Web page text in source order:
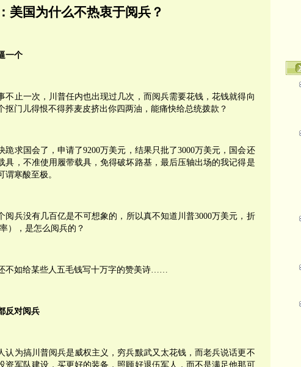
美国为什么不热衷于阅兵？
一个
不止一次，川普任内也出现过几次，而阅兵需要花钱，花钱就得向
抠门儿得恨不得荞麦皮挤出你四两油，能痛快给总统拨款？
跪求国会了，申请了9200万美元，结果只批了3000万美元，国会还
具，不准使用履带载具，免得破坏路基，最后压轴出场的我记得是
寒酸至极。
阅兵没有几百亿是不可想象的，所以真不知道川普3000万美元，折
），是怎么阅兵的？
不如给某些人五毛钱写十万字的赞美诗……
反对阅兵
认为搞川普阅兵是威权主义，穷兵黩武又太花钱，而老兵说话更不
资军队建设，买更好的装备，照顾好退伍军人，而不是满足他那可